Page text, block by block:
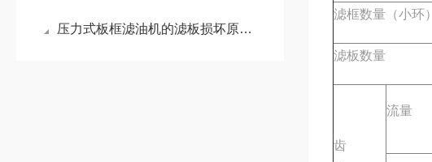
压力式板框滤油机的滤板损坏原因分析
滤框数量（小环）
滤板数量
齿
流量